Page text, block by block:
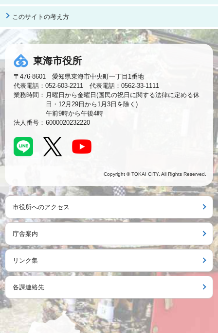
このサイトの考え方
東海市役所
〒476-8601 愛知県東海市中央町一丁目1番地
代表電話：052-603-2211 代表電話：0562-33-1111
業務時間： 月曜日から金曜日(国民の祝日に関する法律に定める休
日・12月29日から1月3日を除く)
午前9時から午後4時
法人番号： 6000020232220
Copyright © TOKAI CITY. All Rights Reserved.
市役所へのアクセス
庁舎案内
リンク集
各課連絡先